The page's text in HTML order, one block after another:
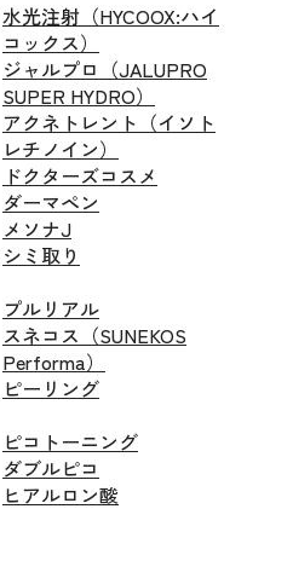
水光注射（HYCOOX:ハイ
コックス）
ジャルプロ（JALUPRO
SUPER HYDRO）
アクネトレント（イソト
レチノイン）
ドクターズコスメ
ダーマペン
メソナJ
シミ取り
プルリアル
スネコス（SUNEKOS
Performa）
ピーリング
ピコトーニング
ダブルピコ
ヒアルロン酸